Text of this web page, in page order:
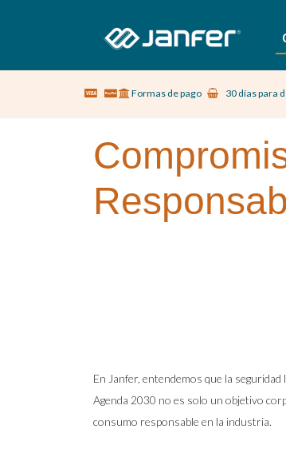
Sobre nosotros Vestuario Laboral
Formas de pago 30 días para
En Janfer, entendemos que la
Agenda 2030 no es solo un objetivo
consumo responsable en la industria.